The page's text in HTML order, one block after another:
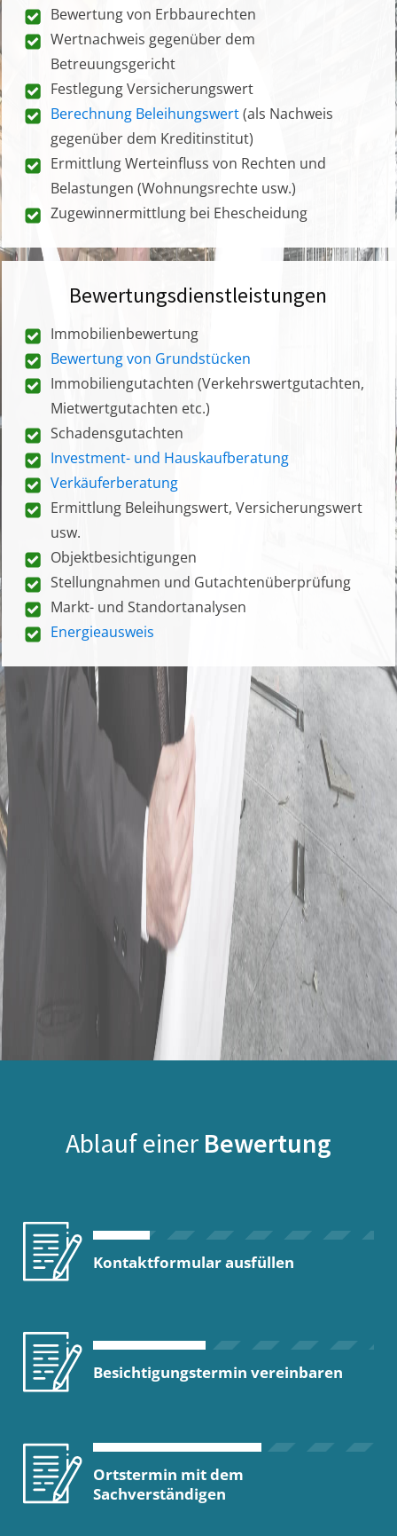
Bewertung von Erbbaurechten
Wertnachweis gegenüber dem
Betreuungsgericht
Festlegung Versicherungswert
Berechnung Beleihungswert(als Nachweis
gegenüber dem Kreditinstitut)
Ermittlung Werteinfluss von Rechten und
Belastungen (Wohnungsrechte usw.)
Zugewinnermittlung bei Ehescheidung
Bewertungsdienstleistungen
Immobilienbewertung
Bewertung von Grundstücken
Immobiliengutachten (Verkehrswertgutachten,
Mietwertgutachten etc.)
Schadensgutachten
Investment- und Hauskaufberatung
Verkäuferberatung
Ermittlung Beleihungswert, Versicherungswert
usw.
Objektbesichtigungen
Stellungnahmen und Gutachtenüberprüfung
Markt- und Standortanalysen
Energieausweis
Ablauf einer Bewertung
Kontaktformular ausfüllen
Besichtigungstermin vereinbaren
Ortstermin mit dem
Sachverständigen